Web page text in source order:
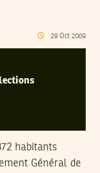
29 Oct 2009
habitants
Général de